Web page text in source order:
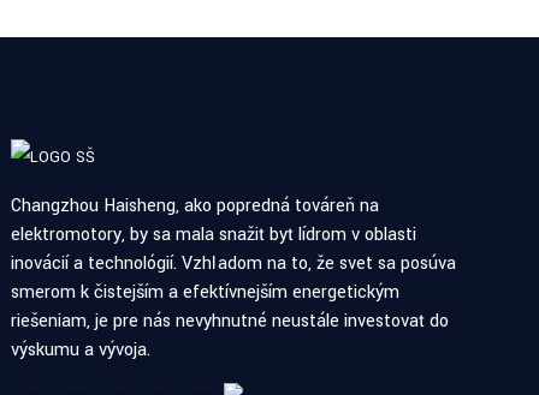
Changzhou Haisheng, ako popredná továreň na
elektromotory, by sa mala snažiť byť lídrom v oblasti
inovácií a technológií. Vzhľadom na to, že svet sa posúva
smerom k čistejším a efektívnejším energetickým
riešeniam, je pre nás nevyhnutné neustále investovať do
výskumu a vývoja.